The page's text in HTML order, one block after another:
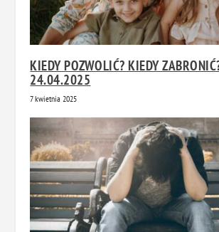
KIEDY POZWOLIĆ? KIEDY
24.04.2025
7 kwietnia 2025